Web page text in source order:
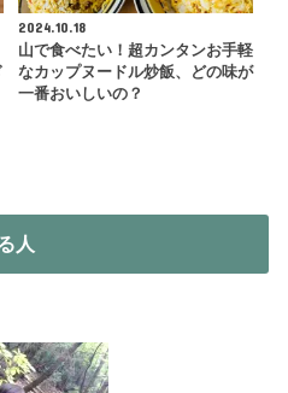
2024.10.18
山で食べたい！超カンタンお手軽
なカップヌードル炒飯、どの味が
一番おいしいの？
人